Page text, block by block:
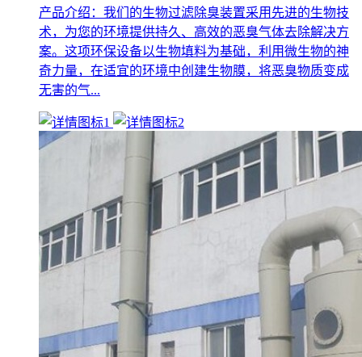
产品介绍：我们的生物过滤除臭装置采用先进的生物技
术，为您的环境提供持久、高效的恶臭气体去除解决方
案。这项环保设备以生物填料为基础，利用微生物的神
奇力量，在适宜的环境中创建生物膜，将恶臭物质变成
无害的气...